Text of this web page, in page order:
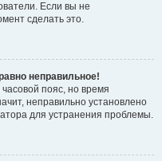
Если вы не
сделать это.
неправильное!
пояс, но время
неправильно установлено
для устранения проблемы.